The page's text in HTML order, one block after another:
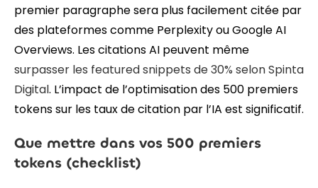
premier paragraphe sera plus facilement citée par
des plateformes comme Perplexity ou Google AI
Overviews. Les citations AI peuvent même
surpasser les featured snippets de 30% selon Spinta
Digital. L’impact de l’optimisation des 500 premiers
tokens sur les taux de citation par l’IA est significatif.
Que mettre dans vos 500 premiers
tokens (checklist)